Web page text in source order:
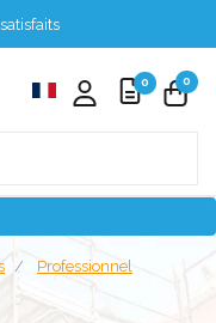
0 0
Professionnel